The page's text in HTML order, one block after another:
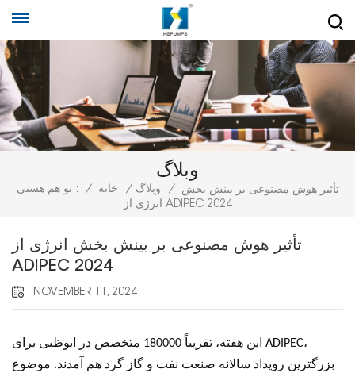
وبلاگ
تو هم هستی : / خانه / وبلاگ /
تأثیر هوش مصنوعی بر بینش بخش
انرژی از ADIPEC 2024
تأثیر هوش مصنوعی بر بینش بخش انرژی از
ADIPEC 2024
NOVEMBER 11, 2024
این هفته، تقریباً 180000 متخصص در ابوظبی برای ADIPEC،
بزرگترین رویداد سالانه صنعت نفت و گاز گرد هم آمدند. موضوع